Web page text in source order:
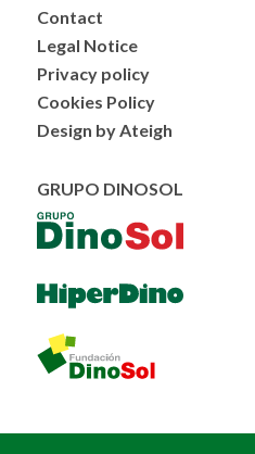
Menú
al
pie
Contact
Legal Notice
Privacy policy
Cookies Policy
Design by Ateigh
GRUPO DINOSOL